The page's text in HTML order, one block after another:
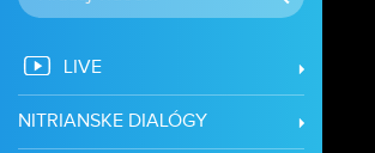
LIVE
NITRIANSKE DIALÓGY